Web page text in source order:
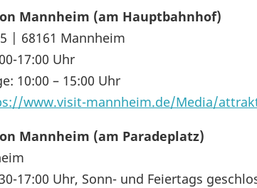
Mannheim (am Hauptbahnhof)
| 68161 Mannheim
17:00 Uhr
10:00 – 15:00 Uhr
www.visit-mannheim.de/Media/
Mannheim (am Paradeplatz)
17:00 Uhr, Sonn- und Feiertags